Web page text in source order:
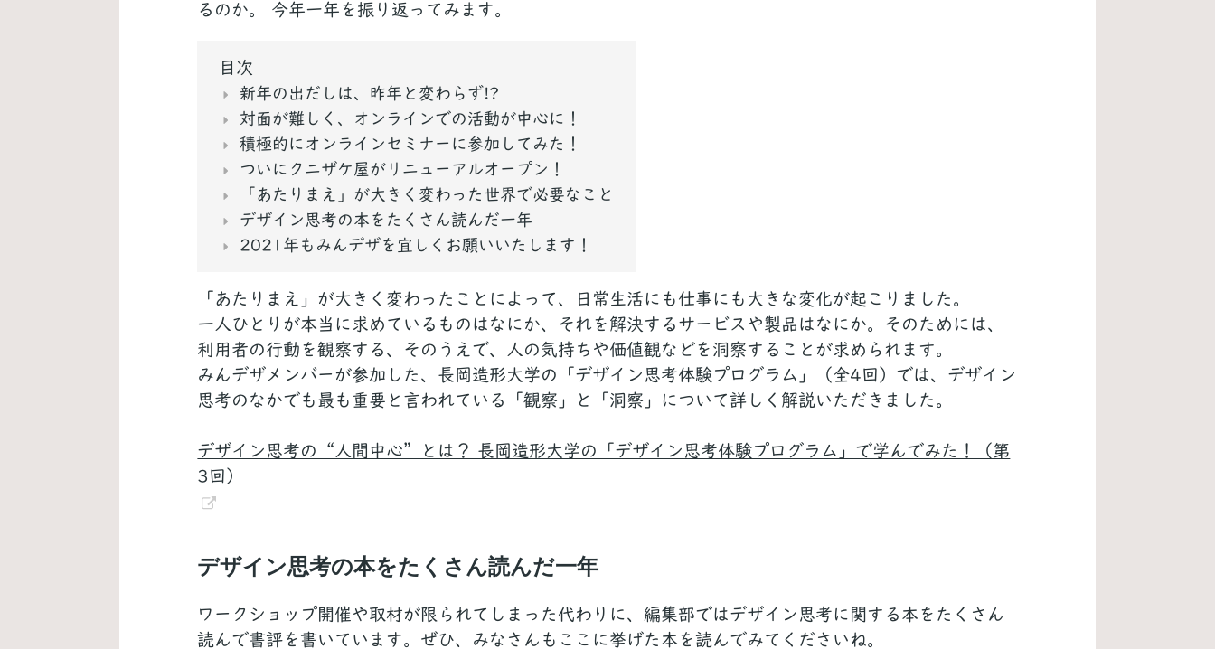
るのか。 今年一年を振り返ってみます。
目次
新年の出だしは、昨年と変わらず!?
対面が難しく、オンラインでの活動が中心に！
積極的にオンラインセミナーに参加してみた！
ついにクニザケ屋がリニューアルオープン！
「あたりまえ」が大きく変わった世界で必要なこと
デザイン思考の本をたくさん読んだ一年
2021年もみんデザを宜しくお願いいたします！
「あたりまえ」が大きく変わったことによって、日常生活にも仕事にも大きな変化が起こりました。
一人ひとりが本当に求めているものはなにか、それを解決するサービスや製品はなにか。そのためには、
利用者の行動を観察する、そのうえで、人の気持ちや価値観などを洞察することが求められます。
みんデザメンバーが参加した、長岡造形大学の「デザイン思考体験プログラム」（全4回）では、デザイン
思考のなかでも最も重要と言われている「観察」と「洞察」について詳しく解説いただきました。
デザイン思考の“人間中心”とは？ 長岡造形大学の「デザイン思考体験プログラム」で学んでみた！（第
3回）
デザイン思考の本をたくさん読んだ一年
ワークショップ開催や取材が限られてしまった代わりに、編集部ではデザイン思考に関する本をたくさん
読んで書評を書いています。ぜひ、みなさんもここに挙げた本を読んでみてくださいね。